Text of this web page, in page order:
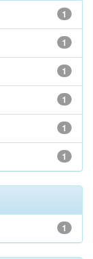
1
1
1
1
1
1
1